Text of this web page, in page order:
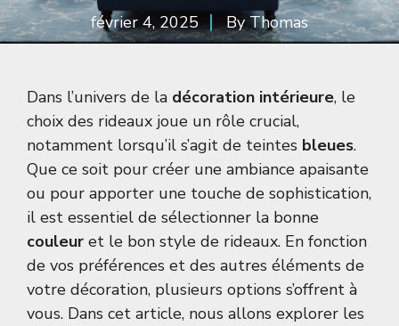
février 4, 2025 By Thomas
Dans l’univers de la décoration intérieure, le
choix des rideaux joue un rôle crucial,
notamment lorsqu’il s’agit de teintes bleues.
Que ce soit pour créer une ambiance apaisante
ou pour apporter une touche de sophistication,
il est essentiel de sélectionner la bonne
couleur et le bon style de rideaux. En fonction
de vos préférences et des autres éléments de
votre décoration, plusieurs options s’offrent à
vous. Dans cet article, nous allons explorer les